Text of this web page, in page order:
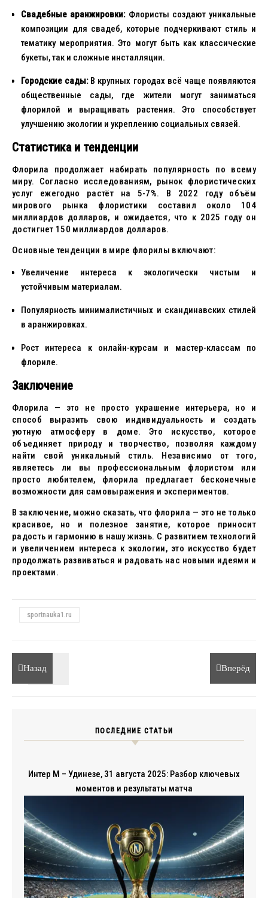
Свадебные аранжировки:Флористы создают уникальные
композиции для свадеб, которые подчеркивают стиль и
тематику мероприятия. Это могут быть как классические
букеты, так и сложные инсталляции.
Городские сады:В крупных городах всё чаще появляются
общественные сады, где жители могут заниматься
флорилой и выращивать растения. Это способствует
улучшению экологии и укреплению социальных связей.
Статистика и тенденции
Флорила продолжает набирать популярность по всему
миру. Согласно исследованиям, рынок флористических
услуг ежегодно растёт на 5-7%. В 2022 году объём
мирового рынка флористики составил около 104
миллиардов долларов, и ожидается, что к 2025 году он
достигнет 150 миллиардов долларов.
Основные тенденции в мире флорилы включают:
Увеличение интереса к экологически чистым и
устойчивым материалам.
Популярность минималистичных и скандинавских стилей
в аранжировках.
Рост интереса к онлайн-курсам и мастер-классам по
флориле.
Заключение
Флорила — это не просто украшение интерьера, но и
способ выразить свою индивидуальность и создать
уютную атмосферу в доме. Это искусство, которое
объединяет природу и творчество, позволяя каждому
найти свой уникальный стиль. Независимо от того,
являетесь ли вы профессиональным флористом или
просто любителем, флорила предлагает бесконечные
возможности для самовыражения и экспериментов.
В заключение, можно сказать, что флорила — это не только
красивое, но и полезное занятие, которое приносит
радость и гармонию в нашу жизнь. С развитием технологий
и увеличением интереса к экологии, это искусство будет
продолжать развиваться и радовать нас новыми идеями и
проектами.
sportnauka1.ru
Назад Вперёд
ПОСЛЕДНИЕ СТАТЬИ
Интер М – Удинезе, 31 августа 2025: Разбор ключевых
моментов и результаты матча